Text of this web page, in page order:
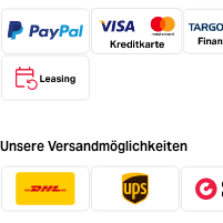
Unsere Versandmöglichkeiten